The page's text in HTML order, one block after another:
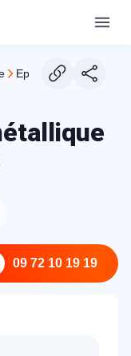
epineau les voves
09 72 10 19 19